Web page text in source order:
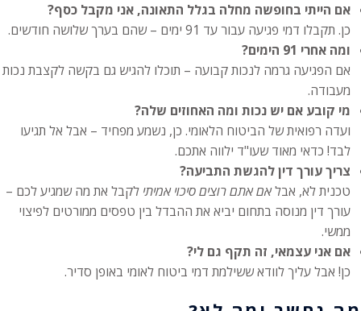
אם הייתי בחופשה מחלה בגלל התאונה, אני מקבל כסף?
כן. תקבלו דמי פגיעה עבור עד 91 ימים – שהם בערך שלושה חודשים.
ומה אחרי 91 הימים?
אם הפגיעה גרמה לנכות קבועה – תוכלו להגיש גם בקשה לקצבת נכות
מעבודה.
מי קובע אם יש נכות ומה האחוזים שלה?
ועדה רפואית של הביטוח הלאומי. כן, נשמע מפחיד – אבל אל תגיעו
לבד! כדאי מאוד שעו"ד ילווה אתכם.
צריך עורך דין להגשת התביעה?
טכנית לא, אבלאם אתם רוצים סיכוי אמיתי לקבל את מה שמגיע לכם –
עורך דין מנוסה בתחום יביא את ההבדל בין טפסים ממורטים לפיצוי
ממשי.
אם אני עצמאי, זה תקף גם לי?
כן! אבל עליך לוודא ששילמת דמי ביטוח לאומי באופן סדיר.